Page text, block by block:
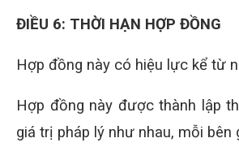
ĐIỀU 6: THỜI HẠN HỢP ĐỒNG
Hợp đồng này có hiệu lực kể từ
Hợp đồng này được thành lập
giá trị pháp lý như nhau, mỗi bên